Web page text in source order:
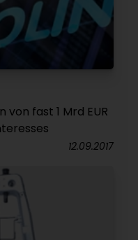
fast 1 Mrd EUR
12.09.2017